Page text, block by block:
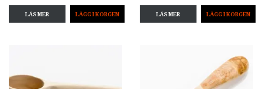
LÄS MER LÄS MER